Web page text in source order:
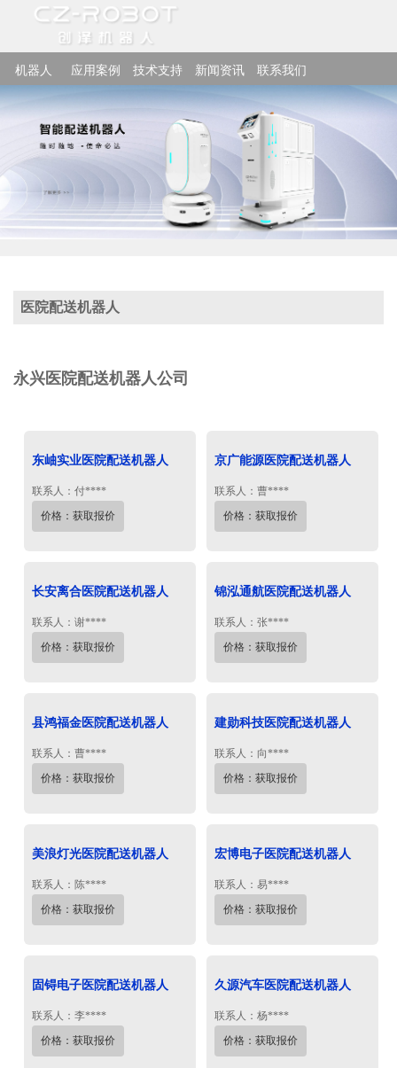
机器人 应用案例 技术支持 新闻资讯 联系我们
医院配送机器人
永兴医院配送机器人公司
东岫实业医院配送机器人
联系人：付****
价格：获取报价
京广能源医院配送机器人
联系人：曹****
价格：获取报价
长安离合医院配送机器人
联系人：谢****
价格：获取报价
锦泓通航医院配送机器人
联系人：张****
价格：获取报价
县鸿福金医院配送机器人
联系人：曹****
价格：获取报价
建勋科技医院配送机器人
联系人：向****
价格：获取报价
美浪灯光医院配送机器人
联系人：陈****
价格：获取报价
宏博电子医院配送机器人
联系人：易****
价格：获取报价
固锝电子医院配送机器人
联系人：李****
价格：获取报价
久源汽车医院配送机器人
联系人：杨****
价格：获取报价